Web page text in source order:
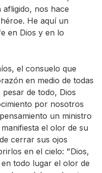
nos hace
He aquí un
en Dios y en lo
el consuelo que
en medio de todas
pesar de todo, Dios
por nosotros
un ministro
el olor de su
cerrar sus ojos
en el cielo: "Dios,
todo lugar el olor de